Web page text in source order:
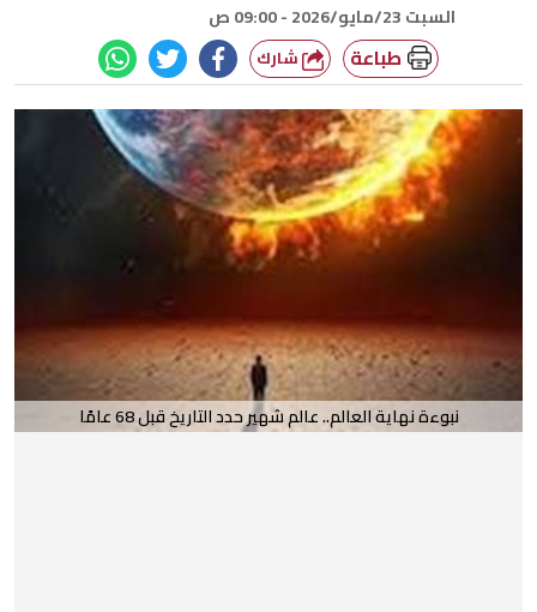
السبت 23/مايو/2026 - 09:00 ص
طباعة
نبوءة نهاية العالم.. عالم شهير حدد التاريخ قبل 68 عامًا